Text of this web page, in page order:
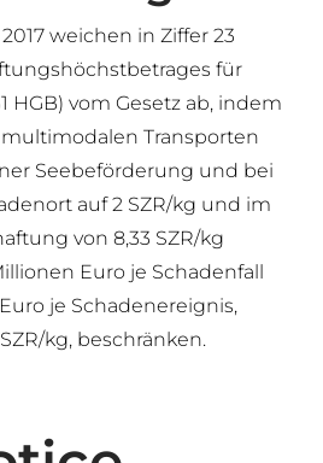
weichen in Ziffer 23
für
HGB) vom Gesetz ab, indem
Transporten
Seebeförderung und bei
auf 2 SZR/kg und im
von 8,33 SZR/kg
Euro je Schadenfall
je Schadenereignis,
kg, beschränken.